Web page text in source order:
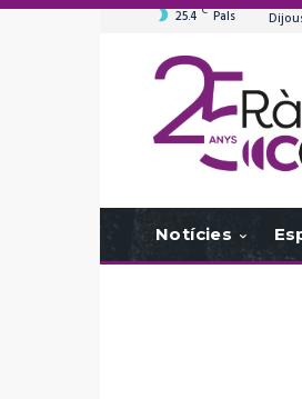
25.4 C Pals
Notícies